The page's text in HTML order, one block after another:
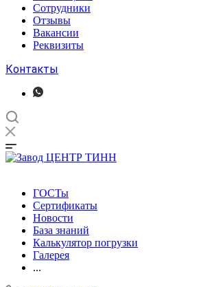
Сотрудники
Отзывы
Вакансии
Реквизиты
Контакты
ГОСТы
Сертификаты
Новости
База знаний
Калькулятор погрузки
Галерея
...